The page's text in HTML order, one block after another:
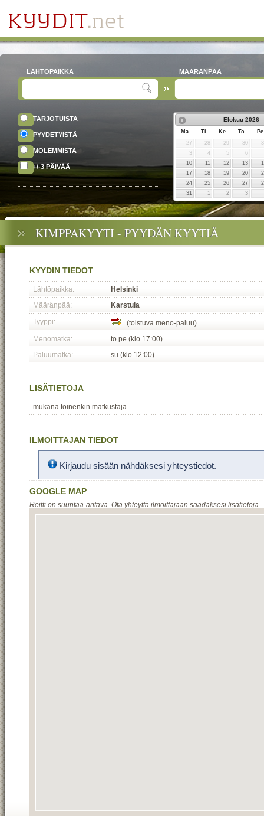
LÄHTÖPAIKKA MÄÄRÄNPÄÄ
TARJOTUISTA
PYYDETYISTÄ
MOLEMMISTA
+/-3 PÄIVÄÄ
Elokuu 2026
Ma Ti Ke To
Pe
27
28 29 30
3
4 5
6
10
11 12 13
17
18 19 20
24
25 26 27
31
1 2 3
KIMPPAKYYTI - PYYDÄN KYYTIÄ
KYYDIN TIEDOT
Lähtöpaikka:
Helsinki
Määränpää:
Karstula
Tyyppi:
(toistuva meno-paluu)
Menomatka:
to pe (klo 17:00)
Paluumatka:
su (klo 12:00)
LISÄTIETOJA
mukana toinenkin matkustaja
ILMOITTAJAN TIEDOT
Kirjaudu sisään nähdäksesi yhteystiedot.
GOOGLE MAP
Reitti on suuntaa-antava. Ota yhteyttä ilmoittajaan saadaksesi lisätietoja.